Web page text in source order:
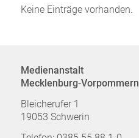
Keine Einträge vorhanden.
Medienanstalt
Mecklenburg-Vorpommern
Bleicherufer 1
19053 Schwerin